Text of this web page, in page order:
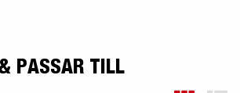
PASSAR TILL